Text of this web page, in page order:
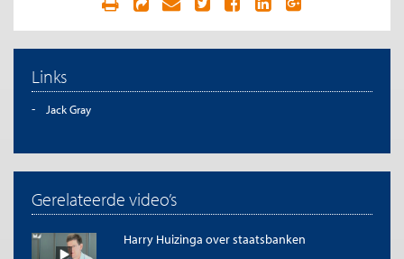
Links
Jack Gray
Gerelateerde video’s
Harry Huizinga over staatsbanken